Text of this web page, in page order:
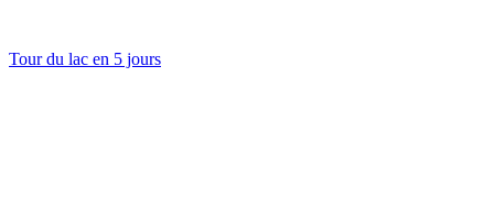
Tour du lac en 5 jours